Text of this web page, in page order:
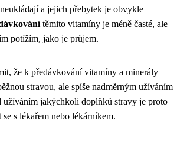
a jejich přebytek je obvykle
těmito vitamíny je méně časté, ale
potížím, jako je průjem.
že k předávkování vitamíny a minerály
stravou, ale spíše nadměrným užíváním
užíváním jakýchkoli doplňků stravy je proto
s lékařem nebo lékárníkem.